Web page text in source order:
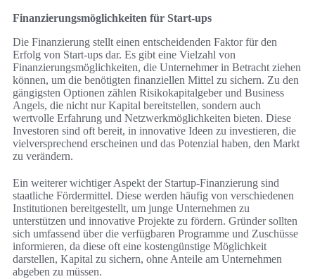
Finanzierungsmöglichkeiten für Start-ups
Die Finanzierung stellt einen entscheidenden Faktor für den
Erfolg von Start-ups dar. Es gibt eine Vielzahl von
Finanzierungsmöglichkeiten, die Unternehmer in Betracht ziehen
können, um die benötigten finanziellen Mittel zu sichern. Zu den
gängigsten Optionen zählen Risikokapitalgeber und Business
Angels, die nicht nur Kapital bereitstellen, sondern auch
wertvolle Erfahrung und Netzwerkmöglichkeiten bieten. Diese
Investoren sind oft bereit, in innovative Ideen zu investieren, die
vielversprechend erscheinen und das Potenzial haben, den Markt
zu verändern.
Ein weiterer wichtiger Aspekt der Startup-Finanzierung sind
staatliche Fördermittel. Diese werden häufig von verschiedenen
Institutionen bereitgestellt, um junge Unternehmen zu
unterstützen und innovative Projekte zu fördern. Gründer sollten
sich umfassend über die verfügbaren Programme und Zuschüsse
informieren, da diese oft eine kostengünstige Möglichkeit
darstellen, Kapital zu sichern, ohne Anteile am Unternehmen
abgeben zu müssen.